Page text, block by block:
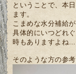
ということで、本
ます。
こまめな水分補給
具体的にいつどれ
時もありますよね…
そのような方の参